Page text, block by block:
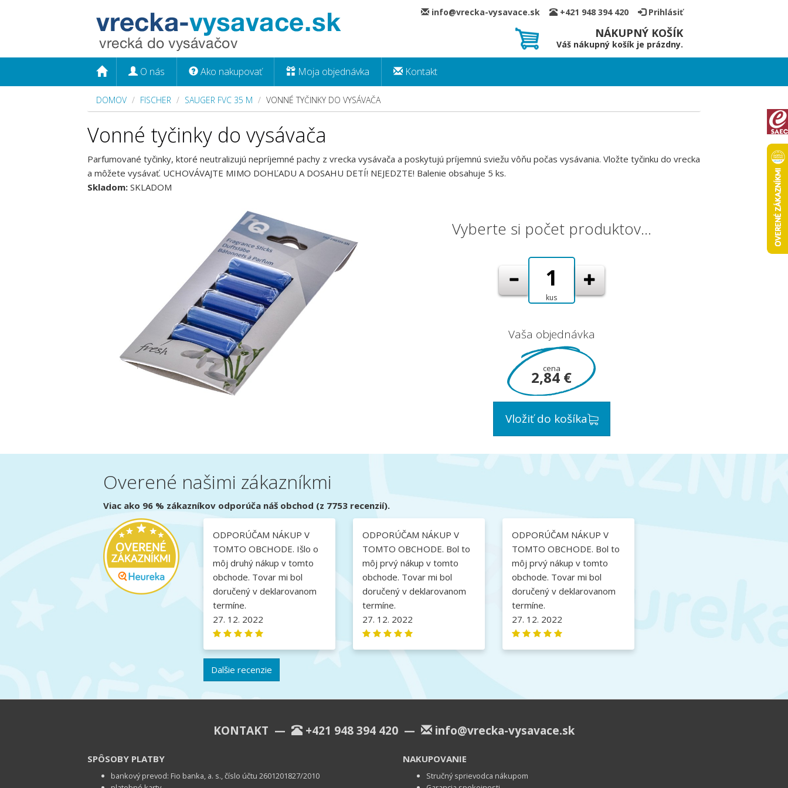
Prihlásiť
+421 948 394 420
info@vrecka-vysavace.sk
NÁKUPNÝ KOŠÍK
Váš nákupný košík je prázdny.
O nás Ako nakupovať Moja objednávka Kontakt
DOMOV FISCHER SAUGER FVC 35 M VONNÉ TYČINKY DO VYSÁVAČA
Vonné tyčinky do vysávača
Parfumované tyčinky, ktoré neutralizujú nepríjemné pachy z vrecka vysávača a poskytujú príjemnú sviežu vôňu počas vysávania. Vložte tyčinku do vrecka
a môžete vysávať. UCHOVÁVAJTE MIMO DOHĽADU A DOSAHU DETÍ! NEJEDZTE! Balenie obsahuje 5 ks.
Skladom:SKLADOM
Vyberte si počet produktov…
kus
Vaša objednávka
cena
2,84 €
Vložiť do košíka
Overené našimi zákazníkmi
Viac ako 96 % zákazníkov odporúča náš obchod (z 7753 recenzií).
ODPORÚČAM NÁKUP V
TOMTO OBCHODE. Išlo o
môj druhý nákup v tomto
obchode. Tovar mi bol
doručený v deklarovanom
termíne.
27. 12. 2022
ODPORÚČAM NÁKUP V
TOMTO OBCHODE. Bol to
môj prvý nákup v tomto
obchode. Tovar mi bol
doručený v deklarovanom
termíne.
27. 12. 2022
ODPORÚČAM NÁKUP V
TOMTO OBCHODE. Bol to
môj prvý nákup v tomto
obchode. Tovar mi bol
doručený v deklarovanom
termíne.
27. 12. 2022
Dalšie recenzie
KONTAKT — +421 948 394 420 — info@vrecka-vysavace.sk
SPÔSOBY PLATBY
bankový prevod: Fio banka, a. s., číslo účtu 2601201827/2010
NAKUPOVANIE
Stručný sprievodca nákupom